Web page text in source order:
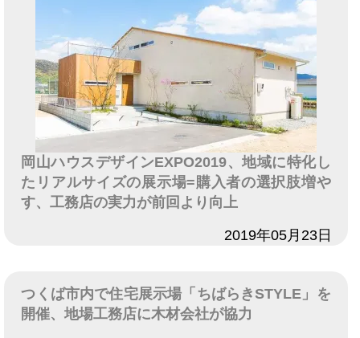
岡山ハウスデザインEXPO2019、地域に特化し
たリアルサイズの展示場=購入者の選択肢増や
す、工務店の実力が前回より向上
2019年05月23日
つくば市内で住宅展示場「ちばらきSTYLE」を
開催、地場工務店に木材会社が協力